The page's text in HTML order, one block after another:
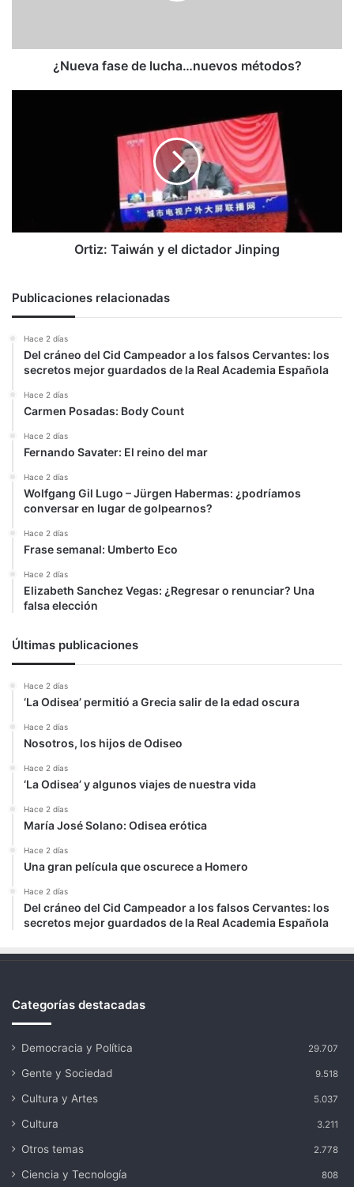
¿Nueva fase de lucha…nuevos métodos?
Ortiz: Taiwán y el dictador Jinping
Publicaciones relacionadas
Hace 2 días
Del cráneo del Cid Campeador a los falsos Cervantes: los
secretos mejor guardados de la Real Academia Española
Hace 2 días
Carmen Posadas: Body Count
Hace 2 días
Fernando Savater: El reino del mar
Hace 2 días
Wolfgang Gil Lugo – Jürgen Habermas: ¿podríamos
conversar en lugar de golpearnos?
Hace 2 días
Frase semanal: Umberto Eco
Hace 2 días
Elizabeth Sanchez Vegas: ¿Regresar o renunciar? Una
falsa elección
Últimas publicaciones
Hace 2 días
‘La Odisea’ permitió a Grecia salir de la edad oscura
Hace 2 días
Nosotros, los hijos de Odiseo
Hace 2 días
‘La Odisea’ y algunos viajes de nuestra vida
Hace 2 días
María José Solano: Odisea erótica
Hace 2 días
Una gran película que oscurece a Homero
Hace 2 días
Del cráneo del Cid Campeador a los falsos Cervantes: los
secretos mejor guardados de la Real Academia Española
Categorías destacadas
Democracia y Política 29.707
Gente y Sociedad 9.518
Cultura y Artes 5.037
Cultura 3.211
Otros temas 2.778
Ciencia y Tecnología 808